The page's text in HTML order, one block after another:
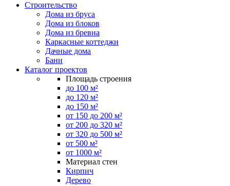
Строительство
Дома из бруса
Дома из блоков
Дома из бревна
Каркасные коттеджи
Дачные дома
Бани
Каталог проектов
Площадь строения
до 100 м²
до 120 м²
до 150 м²
от 150 до 200 м²
от 200 до 320 м²
от 320 до 500 м²
от 500 м²
от 1000 м²
Материал стен
Кирпич
Дерево